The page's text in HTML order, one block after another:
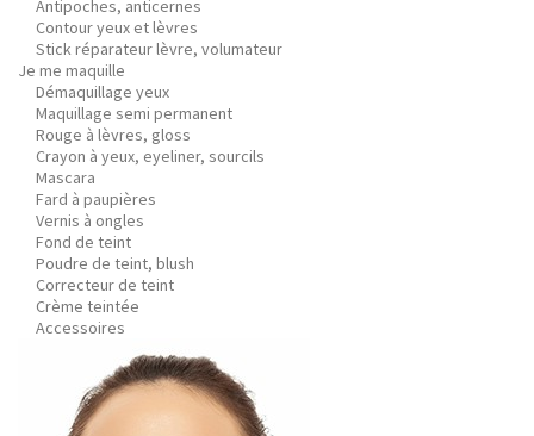
Antipoches, anticernes
Contour yeux et lèvres
Stick réparateur lèvre, volumateur
Je me maquille
Démaquillage yeux
Maquillage semi permanent
Rouge à lèvres, gloss
Crayon à yeux, eyeliner, sourcils
Mascara
Fard à paupières
Vernis à ongles
Fond de teint
Poudre de teint, blush
Correcteur de teint
Crème teintée
Accessoires